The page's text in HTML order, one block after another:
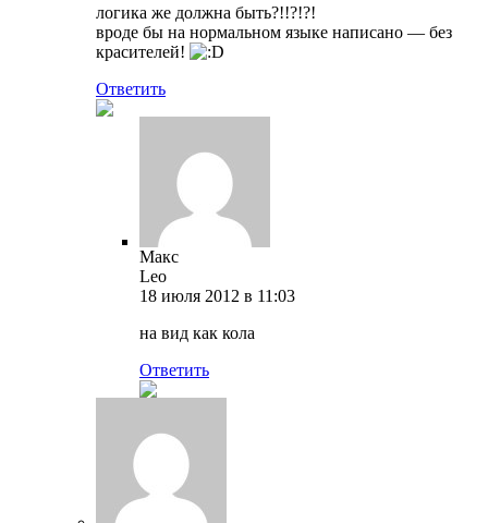
логика же должна быть?!!?!?!
вроде бы на нормальном языке написано — без
красителей!
Ответить
Макс
Leo
18 июля 2012 в 11:03
на вид как кола
Ответить